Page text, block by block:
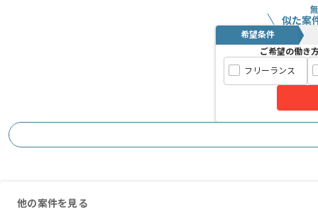
似た案
希望条件
ご希望の働き
フリーランス
他の案件を見る